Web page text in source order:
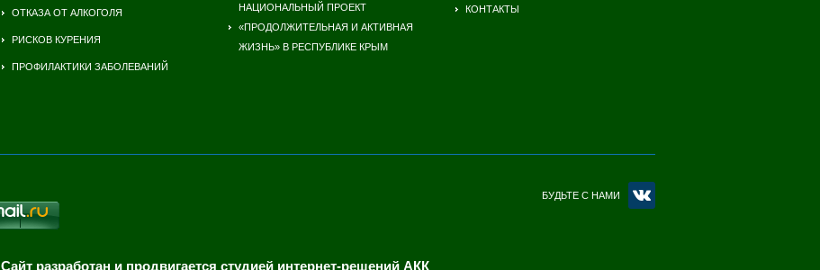
ОТКАЗА ОТ АЛКОГОЛЯ
РИСКОВ КУРЕНИЯ
ПРОФИЛАКТИКИ ЗАБОЛЕВАНИЙ
НАЦИОНАЛЬНЫЙ ПРОЕКТ
«ПРОДОЛЖИТЕЛЬНАЯ И АКТИВНАЯ
ЖИЗНЬ» В РЕСПУБЛИКЕ КРЫМ
КОНТАКТЫ
БУДЬТЕ С НАМИ
Сайт разработан и продвигается студией интернет-решений АКК